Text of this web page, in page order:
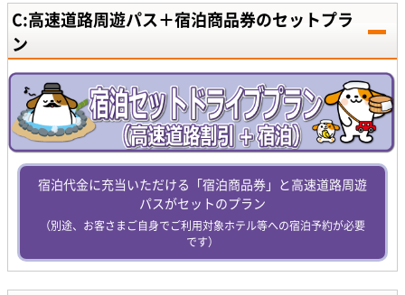
C:高速道路周遊パス＋宿泊商品券のセットプラ
ン
宿泊代金に充当いただける「宿泊商品券」と高速道路周遊
パスがセットのプラン
（別途、お客さまご自身でご利用対象ホテル等への宿泊予約が必要
です）